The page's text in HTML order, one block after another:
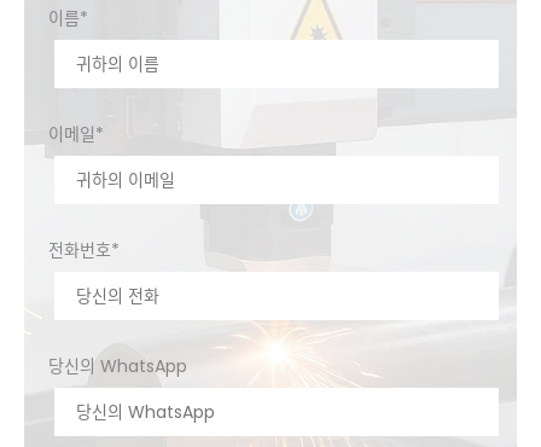
이름*
이메일*
전화번호*
당신의 WhatsApp